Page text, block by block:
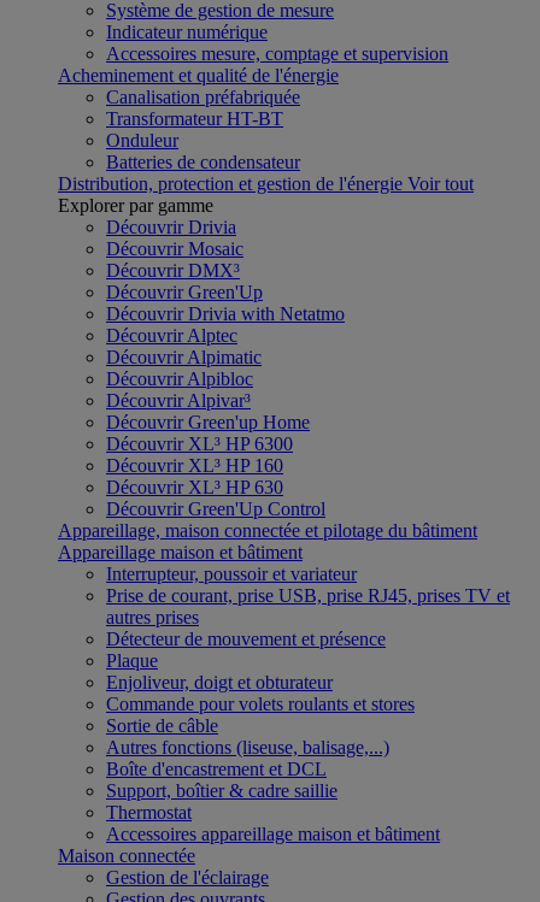
Système de gestion de mesure
Indicateur numérique
Accessoires mesure, comptage et supervision
Acheminement et qualité de l'énergie
Canalisation préfabriquée
Transformateur HT-BT
Onduleur
Batteries de condensateur
Distribution, protection et gestion de l'énergie Voir tout
Explorer par gamme
Découvrir Drivia
Découvrir Mosaic
Découvrir DMX³
Découvrir Green'Up
Découvrir Drivia with Netatmo
Découvrir Alptec
Découvrir Alpimatic
Découvrir Alpibloc
Découvrir Alpivar³
Découvrir Green'up Home
Découvrir XL³ HP 6300
Découvrir XL³ HP 160
Découvrir XL³ HP 630
Découvrir Green'Up Control
Appareillage, maison connectée et pilotage du bâtiment
Appareillage maison et bâtiment
Interrupteur, poussoir et variateur
Prise de courant, prise USB, prise RJ45, prises TV et
autres prises
Détecteur de mouvement et présence
Plaque
Enjoliveur, doigt et obturateur
Commande pour volets roulants et stores
Sortie de câble
Autres fonctions (liseuse, balisage,...)
Boîte d'encastrement et DCL
Support, boîtier & cadre saillie
Thermostat
Accessoires appareillage maison et bâtiment
Maison connectée
Gestion de l'éclairage